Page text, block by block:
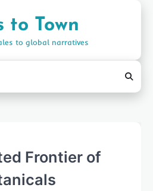
to Town
to global narratives
Frontier of